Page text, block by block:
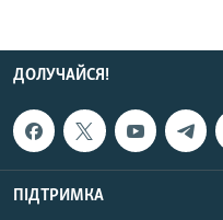
ДОЛУЧАЙСЯ!
ПІДТРИМКА